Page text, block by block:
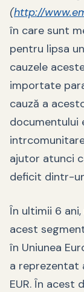
(http://
în care sunt
pentru lipsa
cauzele
importate
cauză a
documentului
ajutor atunci
deficit dintr-
În ultimii 6
acest
în Uniunea
a reprezentat
EUR. În acest